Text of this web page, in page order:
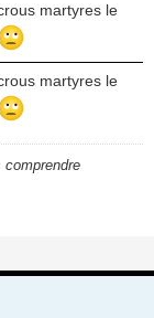
martyres le
martyres le